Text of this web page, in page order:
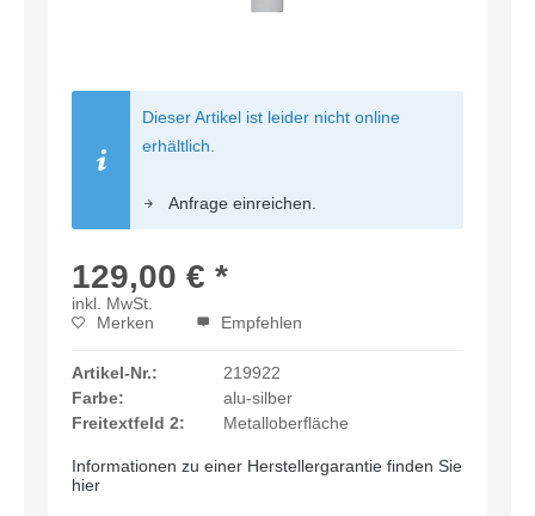
Dieser Artikel ist leider nicht online
erhältlich.
Anfrage einreichen.
129,00 € *
inkl. MwSt.
Merken
Empfehlen
Artikel-Nr.:
219922
Farbe:
alu-silber
Freitextfeld 2:
Metalloberfläche
Informationen zu einer Herstellergarantie finden Sie
hier